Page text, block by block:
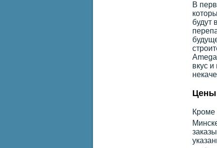
В
будут
вкус
Цены
Кроме